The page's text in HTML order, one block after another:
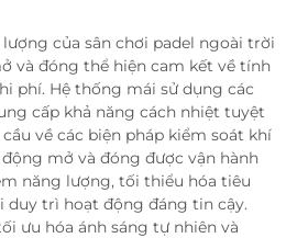
của sân chơi padel ngoài trời
và đóng thể hiện cam kết về tính
phí. Hệ thống mái sử dụng các
cấp khả năng cách nhiệt tuyệt
về các biện pháp kiểm soát khí
mở và đóng được vận hành
năng lượng, tối thiểu hóa tiêu
trì hoạt động đáng tin cậy.
ưu hóa ánh sáng tự nhiên và